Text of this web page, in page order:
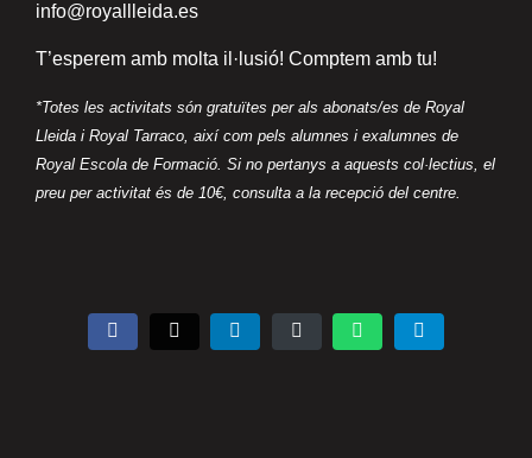
info@royallleida.es
T’esperem amb molta il·lusió! Comptem amb tu!
*Totes les activitats són gratuïtes per als abonats/es de Royal
Lleida i Royal Tarraco, així com pels alumnes i exalumnes de
Royal Escola de Formació. Si no pertanys a aquests col·lectius, el
preu per activitat és de 10€, consulta a la recepció del centre.